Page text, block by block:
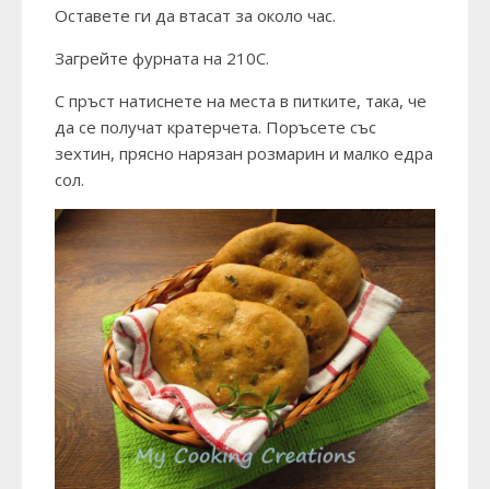
Оставете ги да втасат за около час.
Загрейте фурната на 210С.
С пръст натиснете на места в питките, така, че
да се получат кратерчета. Поръсете със
зехтин, прясно нарязан розмарин и малко едра
сол.